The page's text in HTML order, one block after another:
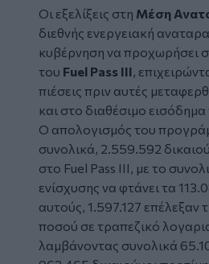
Οι εξελίξεις στη Μέση
διεθνής ενεργειακή
κυβέρνηση να προχωρήσει
του Fuel Pass III,
πιέσεις πριν αυτές
και στο διαθέσιμο
Ο απολογισμός του
συνολικά, 2.559.592
στο Fuel Pass III, με το
ενίσχυσης να φτάνει τα
αυτούς, 1.597.127 επέλεξαν
ποσού σε τραπεζικό
λαμβάνοντας συνολικά